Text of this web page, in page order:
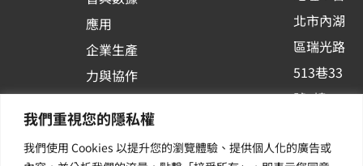
我們重視您的隱私權
我們使用 Cookies 以提升您的瀏覽體驗、提供個人化的廣告或
應用
企業生產
力與協作
台應用
其他／加
q
u
a
r
北市內湖
區瑞光路
513巷33
號6樓
新訊 | 提